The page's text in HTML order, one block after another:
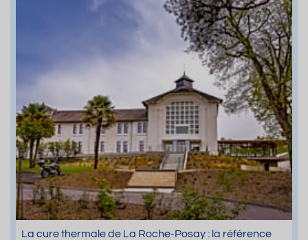
La cure thermale de La Roche-Posay : la référence